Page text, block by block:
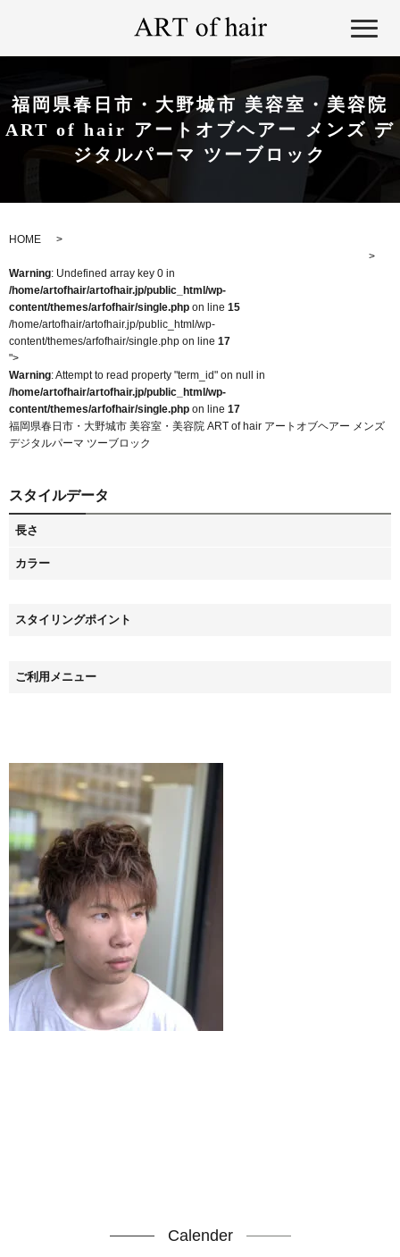
福岡県春日市・大野城市 美容室・美容院
ART of hair アートオブヘアー メンズ デ
ジタルパーマ ツーブロック
HOME
Warning: Undefined array key 0 in
/home/artofhair/artofhair.jp/public_html/wp-
content/themes/arfofhair/single.php on line 15
/home/artofhair/artofhair.jp/public_html/wp-
content/themes/arfofhair/single.php on line 17
">
Warning: Attempt to read property "term_id" on null in
/home/artofhair/artofhair.jp/public_html/wp-
content/themes/arfofhair/single.php on line 17
福岡県春日市・大野城市 美容室・美容院 ART of hair アートオブヘアー メンズ
デジタルパーマ ツーブロック
スタイルデータ
長さ
カラー
スタイリングポイント
ご利用メニュー
Calender